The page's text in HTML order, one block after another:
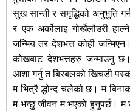
सुख सान्ती र समृद्धिको अनुभुति
र एक अर्कोलाइ गोर्खेलौउरी
जन्मिय तर देशभत्त कोही
कोखबाट देशभत्तहरु जन्माउनु
आशा गर्नु त बिरबलको खिचडी
म भित्रै द्धोन्द चलेको छ। म
म भन्छु जीवन म भएको हुनुपर्छ।